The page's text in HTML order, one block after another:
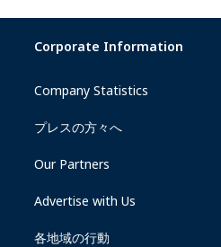
Corporate Information
Company Statistics
プレスの方々へ
Our Partners
Advertise with Us
各地域の行動